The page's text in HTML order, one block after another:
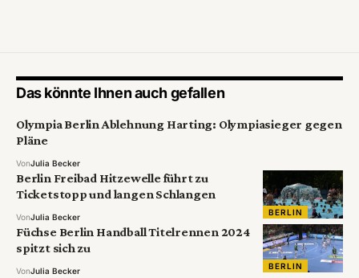
Das könnte Ihnen auch gefallen
Olympia Berlin Ablehnung Harting: Olympiasieger gegen
Pläne
VonJulia Becker
BERLIN
Berlin Freibad Hitzewelle führt zu
Ticketstopp und langen Schlangen
VonJulia Becker
BERLIN
Füchse Berlin Handball Titelrennen 2024
spitzt sich zu
VonJulia Becker